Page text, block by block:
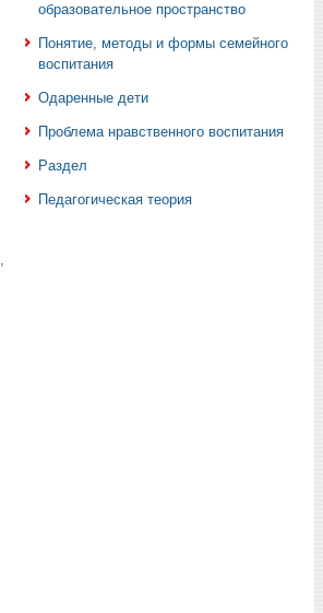
образовательное пространство
Понятие, методы и формы семейного
воспитания
Одаренные дети
Проблема нравственного воспитания
Раздел
Педагогическая теория